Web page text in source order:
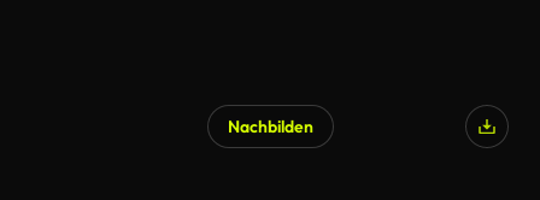
Nachbilden